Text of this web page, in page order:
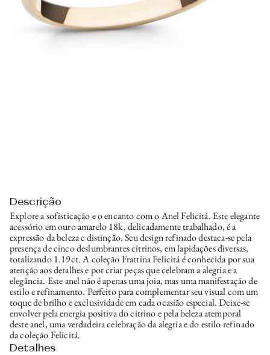
Descrição
Explore a sofisticação e o encanto com o Anel Felicitá. Este elegante
acessório em ouro amarelo 18k, delicadamente trabalhado, é a
expressão da beleza e distinção. Seu design refinado destaca-se pela
presença de cinco deslumbrantes citrinos, em lapidações diversas,
totalizando 1.19ct. A coleção Frattina Felicitá é conhecida por sua
atenção aos detalhes e por criar peças que celebram a alegria e a
elegância. Este anel não é apenas uma joia, mas uma manifestação de
estilo e refinamento. Perfeito para complementar seu visual com um
toque de brilho e exclusividade em cada ocasião especial. Deixe-se
envolver pela energia positiva do citrino e pela beleza atemporal
deste anel, uma verdadeira celebração da alegria e do estilo refinado
da coleção Felicitá.
Detalhes